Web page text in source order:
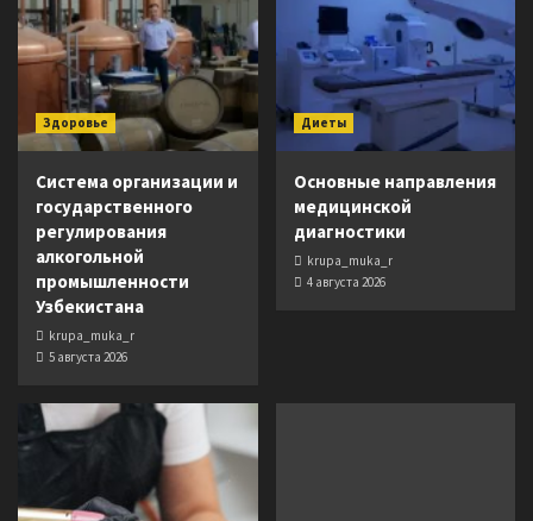
Здоровье
Система организации и
государственного
регулирования
алкогольной
промышленности
Узбекистана
krupa_muka_r
5 августа 2026
Диеты
Основные направления
медицинской
диагностики
krupa_muka_r
4 августа 2026